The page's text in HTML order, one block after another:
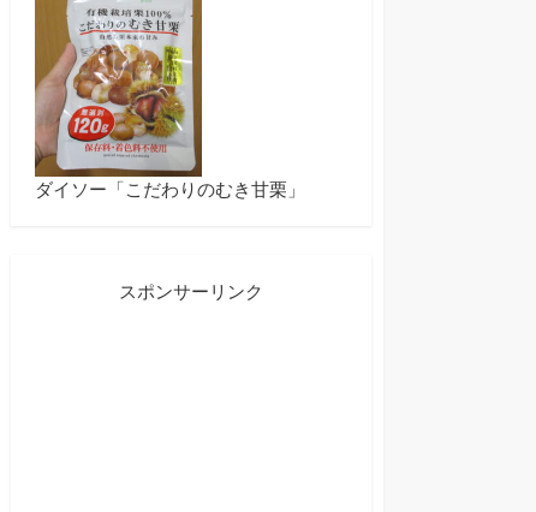
ダイソー「こだわりのむき甘栗」
スポンサーリンク